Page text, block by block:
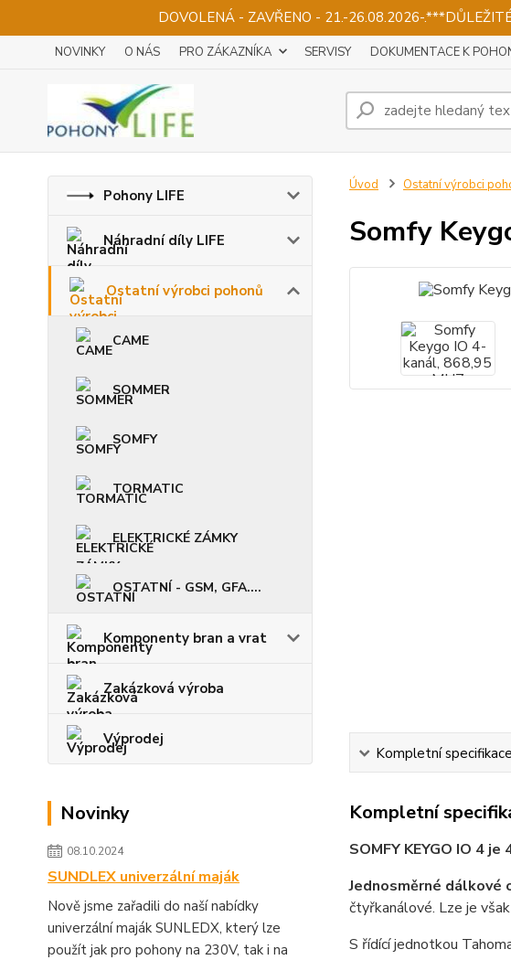
DOVOLENÁ - ZAVŘENO - 21.-26.08.2026-
NOVINKY O NÁS PRO ZÁKAZNÍKA SERVISY DOKUMENTACE K
Pohony LIFE
Náhradní díly LIFE
Ostatní výrobci pohonů
CAME
SOMMER
SOMFY
TORMATIC
ELEKTRICKÉ ZÁMKY
OSTATNÍ - GSM, GFA....
Komponenty bran a vrat
Zakázková výroba
Výprodej
Novinky
08.10.2024
SUNDLEX univerzální maják
Nově jsme zařadili do naší nabídky
univerzální maják SUNLEDX, který lze
použít jak pro pohony na 230V, tak i na
Úvod Ostatní výrobci
Somfy
Kompletní specifikace
Kompletní
SOMFY KEYGO IO 4
Jednosměrné dálkové
čtyřkanálové. Lze je
S řídící jednotkou